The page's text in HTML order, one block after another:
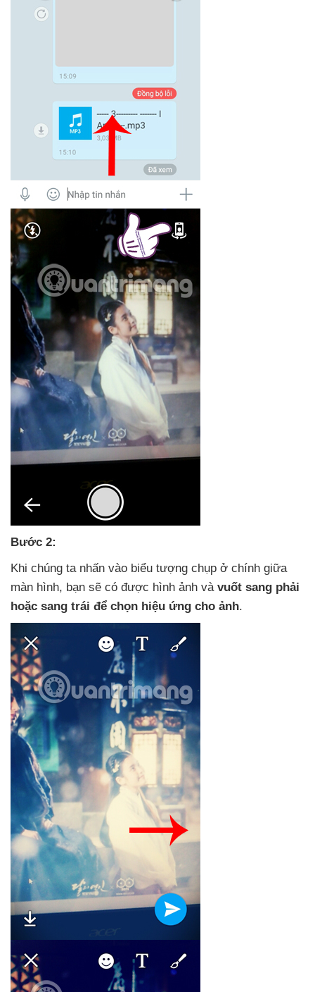
Bước 2:
Khi chúng ta nhấn vào biểu tượng chụp ở chính giữa
màn hình, bạn sẽ có được hình ảnh và vuốt sang phải
hoặc sang trái để chọn hiệu ứng cho ảnh.